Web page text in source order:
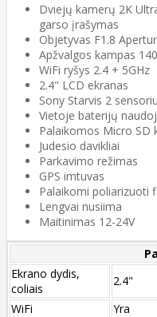
Dviejų kamerų 2K
garso įrašymas
Objetyvas F1.8
Apžvalgos kampas
WiFi ryšys 2.4 + 5GHz
2.4" LCD ekranas
Sony Starvis 2
Vietoje baterijų
Palaikomos Micro SD
Judesio davikliai
Parkavimo režimas
GPS imtuvas
Palaikomi poliarizuoti
Lengvai nusiima
Maitinimas 12-24V
Ekrano dydis,
coliais
2.4"
WiFi
Yra